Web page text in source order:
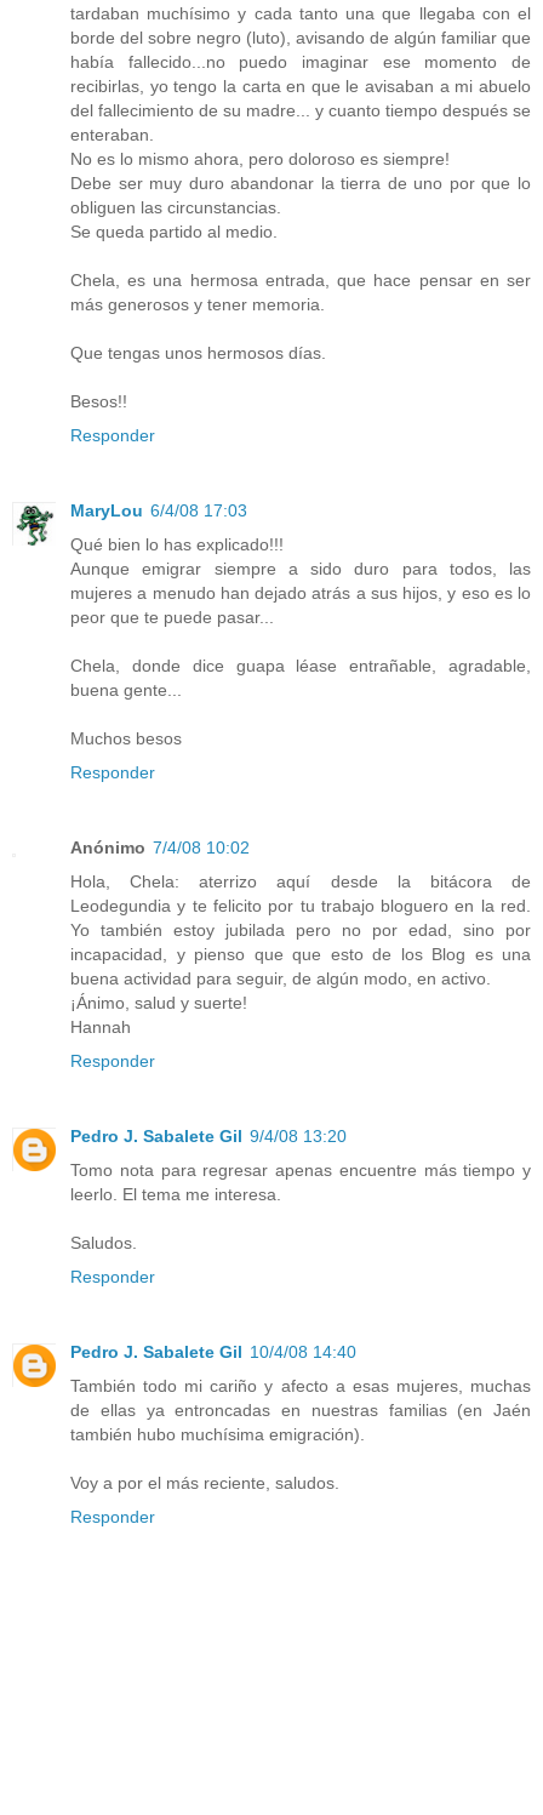
tardaban muchísimo y cada tanto una que llegaba con el
borde del sobre negro (luto), avisando de algún familiar que
había fallecido...no puedo imaginar ese momento de
recibirlas, yo tengo la carta en que le avisaban a mi abuelo
del fallecimiento de su madre... y cuanto tiempo después se
enteraban.
No es lo mismo ahora, pero doloroso es siempre!
Debe ser muy duro abandonar la tierra de uno por que lo
obliguen las circunstancias.
Se queda partido al medio.
Chela, es una hermosa entrada, que hace pensar en ser
más generosos y tener memoria.
Que tengas unos hermosos días.
Besos!!
Responder
MaryLou 6/4/08 17:03
Qué bien lo has explicado!!!
Aunque emigrar siempre a sido duro para todos, las
mujeres a menudo han dejado atrás a sus hijos, y eso es lo
peor que te puede pasar...
Chela, donde dice guapa léase entrañable, agradable,
buena gente...
Muchos besos
Responder
Anónimo 7/4/08 10:02
Hola, Chela: aterrizo aquí desde la bitácora de
Leodegundia y te felicito por tu trabajo bloguero en la red.
Yo también estoy jubilada pero no por edad, sino por
incapacidad, y pienso que que esto de los Blog es una
buena actividad para seguir, de algún modo, en activo.
¡Ánimo, salud y suerte!
Hannah
Responder
Pedro J. Sabalete Gil 9/4/08 13:20
Tomo nota para regresar apenas encuentre más tiempo y
leerlo. El tema me interesa.
Saludos.
Responder
Pedro J. Sabalete Gil 10/4/08 14:40
También todo mi cariño y afecto a esas mujeres, muchas
de ellas ya entroncadas en nuestras familias (en Jaén
también hubo muchísima emigración).
Voy a por el más reciente, saludos.
Responder